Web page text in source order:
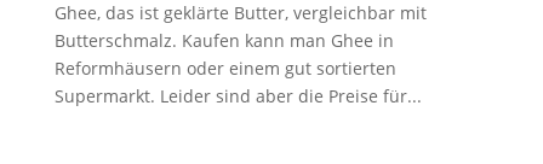
Ghee, das ist geklärte Butter, vergleichbar mit
Butterschmalz. Kaufen kann man Ghee in
Reformhäusern oder einem gut sortierten
Supermarkt. Leider sind aber die Preise für...